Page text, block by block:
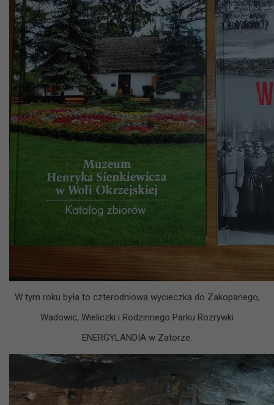
W tym roku była to czterodniowa wycieczka do Zakopanego,
Wadowic, Wieliczki i Rodzinnego Parku Rozrywki
ENERGYLANDIA w Zatorze.